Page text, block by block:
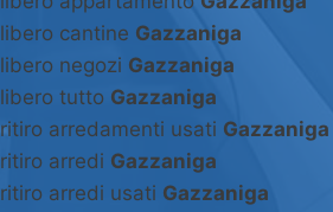
libero cantine Gazzaniga
libero negozi Gazzaniga
libero tutto Gazzaniga
ritiro arredamenti usati Gazzaniga
ritiro arredi Gazzaniga
ritiro arredi usati Gazzaniga